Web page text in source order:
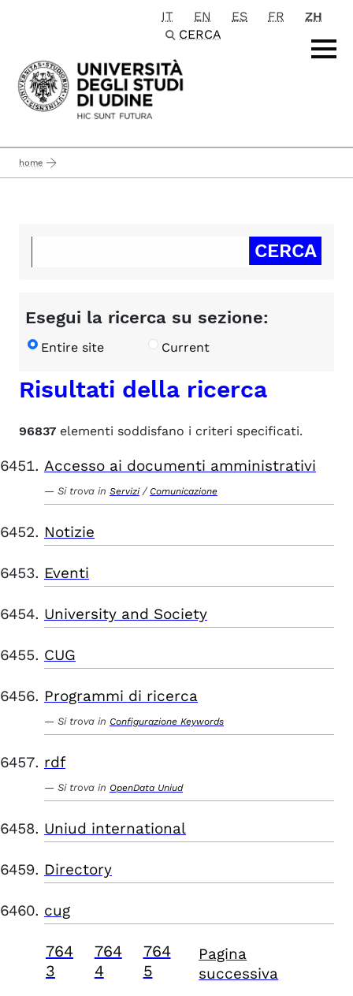
Passa al contenuto principale
IT EN ES FR
ZH
CERCA
home
Esegui la ricerca su sezione:
Entire site Current
Risultati della ricerca
96837 elementi soddisfano i criteri specificati.
Accesso ai documenti amministrativi
Si trova in Servizi / Comunicazione
Notizie
Eventi
University and Society
CUG
Programmi di ricerca
Si trova in Configurazione Keywords
rdf
Si trova in OpenData Uniud
Uniud international
Directory
cug
764
3
764
4
764
5
Pagina
successiva